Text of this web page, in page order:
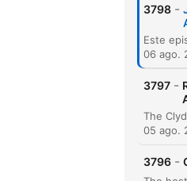
3798 -
06 ago.
3797 -
05 ago.
3796 -